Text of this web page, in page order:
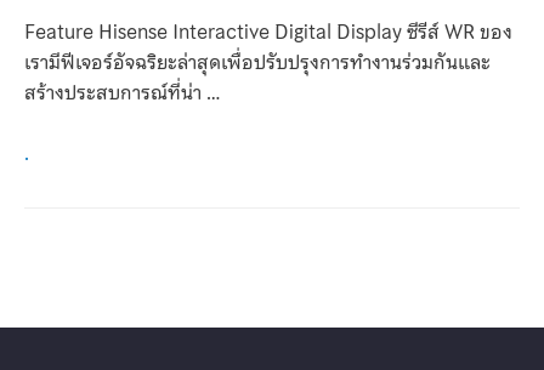
Feature Hisense Interactive Digital Display ซีรีส์ WR ของ
เรามีฟีเจอร์อัจฉริยะล่าสุดเพื่อปรับปรุงการทำงานร่วมกันและ
สร้างประสบการณ์ที่น่า …
.